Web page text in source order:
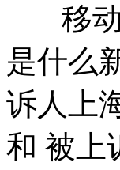
移动
是什么
诉人上
和 被上